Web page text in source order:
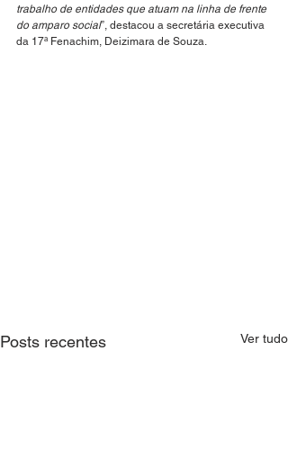
trabalho de entidades que atuam na linha de frente
do amparo social”, destacou a secretária executiva
da 17ª Fenachim, Deizimara de Souza.
Posts recentes Ver tudo